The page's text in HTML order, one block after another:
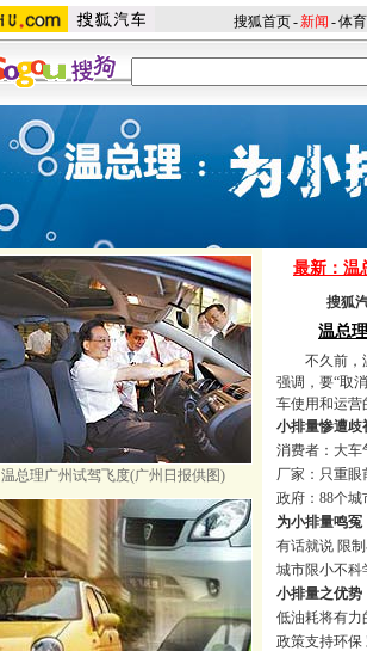
搜狐首页-新闻 -体育
温总理广州试驾飞度(广州日报供图)
最新：温
搜狐
温总
不久前，温
强调，要“取
车使用和运
小排量惨遭歧
消费者：大车
厂家：只重
政府：88个
为小排量鸣冤
有话就说 限
城市限小不科
小排量之优势
低油耗将有力
政策支持环保